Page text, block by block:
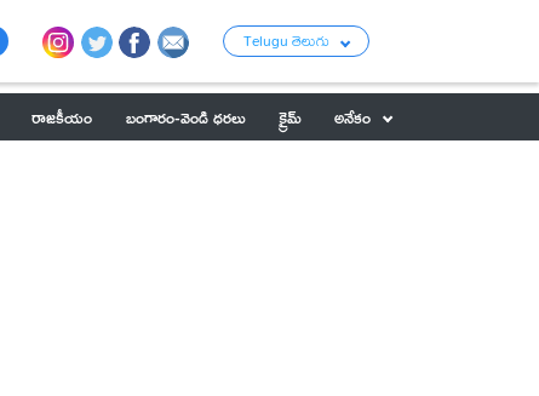
Telugu తెలుగు
రాజకీయం బంగారం-వెండి ధరలు క్రైమ్
అనేకం